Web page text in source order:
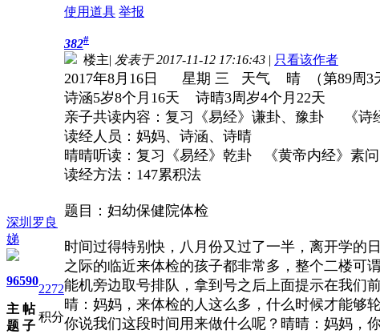
使用道具 举报
深圳罗良
娣
96
主
题
590
帖
子
2272
积分
382#
楼主| 发表于 2017-11-12 17:16:43 | 只看该作者
2017年8月16日 星期 三 天气 晴 （第89周3天
诗涵5岁8个月16天 诗晴3周岁4个月22天
亲子共读内容：复习《易经》谦卦、豫卦 《
读经人员：妈妈、诗涵、诗晴
晴晴听读：复习《易经》乾卦 《黄帝内经》素
读经方法：147累积法
题目：妇幼保健院体检
时间过得特别快，八月份又过了一半，离开学的
之际的临近来体检的孩子都非常多，整个二楼可
能机旁边取号排队，拿到号之后上面提示在我们
晴：妈妈，来体检的人这么多，什么时候才能够
你说我们这段时间用来做什么呢？晴晴：妈妈，